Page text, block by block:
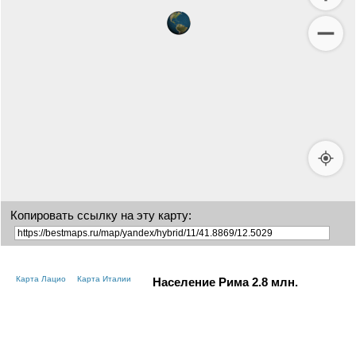
Копировать ссылку на эту карту:
Карта Лацио Карта Италии Население Рима2.8 млн.